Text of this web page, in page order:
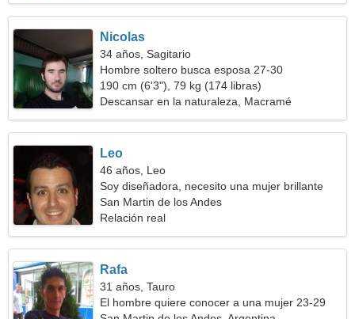
Nicolas
34 años, Sagitario
Hombre soltero busca esposa 27-30
190 cm (6'3"), 79 kg (174 libras)
Descansar en la naturaleza, Macramé
Leo
46 años, Leo
Soy diseñadora, necesito una mujer brillante
San Martin de los Andes
Relación real
Rafa
31 años, Tauro
El hombre quiere conocer a una mujer 23-29